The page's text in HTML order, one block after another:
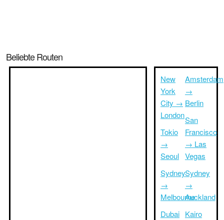
Beliebte Routen
New
York
City →
London
Tokio
→
Seoul
Sydney
→
Melbourne
Dubai
Amsterdam
→
Berlin
San
Francisco
→ Las
Vegas
Sydney
→
Auckland
Kairo